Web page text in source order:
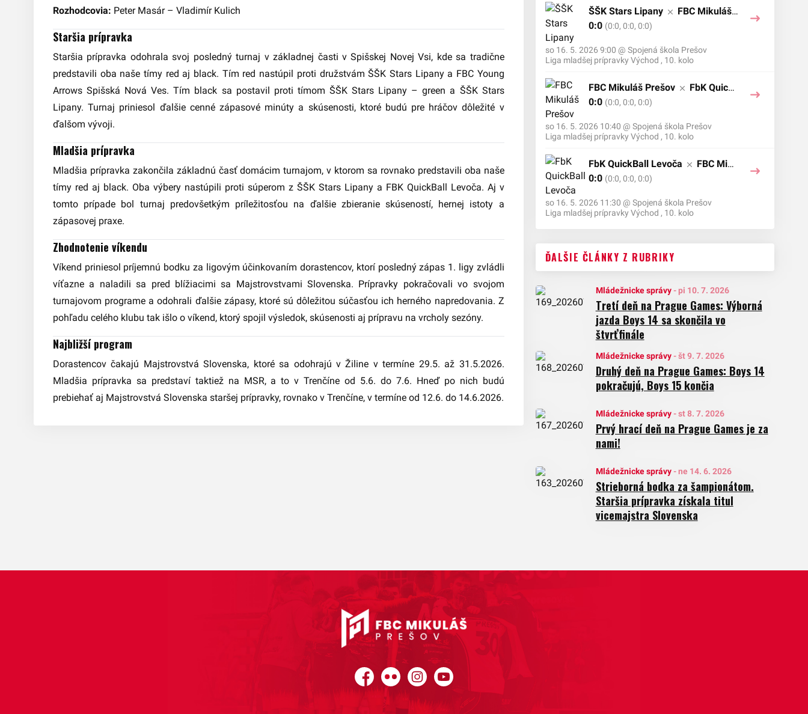
ŠŠK Stars Lipany
FBC Mikuláš
Prešov
0:0 (0:0, 0:0, 0:0)
so 16. 5. 2026 9:00 @ Spojená škola Prešov
Liga mladšej prípravky Východ , 10. kolo
FBC Mikuláš Prešov
FbK Quick
Ball Levoča
0:0 (0:0, 0:0, 0:0)
so 16. 5. 2026 10:40 @ Spojená škola Prešov
Liga mladšej prípravky Východ , 10. kolo
FbK QuickBall Levoča
FBC Miku
láš Prešov
0:0 (0:0, 0:0, 0:0)
so 16. 5. 2026 11:30 @ Spojená škola Prešov
Liga mladšej prípravky Východ , 10. kolo
ĎALŠIE ČLÁNKY Z RUBRIKY
Mládežnicke správy-pi 10. 7. 2026
Tretí deň na Prague Games: Výborná
jazda Boys 14 sa skončila vo
štvrťfinále
Mládežnicke správy-št 9. 7. 2026
Druhý deň na Prague Games: Boys 14
pokračujú, Boys 15 končia
Mládežnicke správy-st 8. 7. 2026
Prvý hrací deň na Prague Games je za
nami!
Mládežnicke správy-ne 14. 6. 2026
Strieborná bodka za šampionátom.
Staršia prípravka získala titul
vicemajstra Slovenska
Rozhodcovia: Peter Masár – Vladimír Kulich
Staršia prípravka
Staršia prípravka odohrala svoj posledný turnaj v základnej časti v Spišskej Novej Vsi, kde sa tradične
predstavili oba naše tímy red aj black. Tím red nastúpil proti družstvám ŠŠK Stars Lipany a FBC Young
Arrows Spišská Nová Ves. Tím black sa postavil proti tímom ŠŠK Stars Lipany – green a ŠŠK Stars
Lipany. Turnaj priniesol ďalšie cenné zápasové minúty a skúsenosti, ktoré budú pre hráčov dôležité v
ďalšom vývoji.
Mladšia prípravka
Mladšia prípravka zakončila základnú časť domácim turnajom, v ktorom sa rovnako predstavili oba naše
tímy red aj black. Oba výbery nastúpili proti súperom z ŠŠK Stars Lipany a FBK QuickBall Levoča. Aj v
tomto prípade bol turnaj predovšetkým príležitosťou na ďalšie zbieranie skúseností, hernej istoty a
zápasovej praxe.
Zhodnotenie víkendu
Víkend priniesol príjemnú bodku za ligovým účinkovaním dorastencov, ktorí posledný zápas 1. ligy zvládli
víťazne a naladili sa pred blížiacimi sa Majstrovstvami Slovenska. Prípravky pokračovali vo svojom
turnajovom programe a odohrali ďalšie zápasy, ktoré sú dôležitou súčasťou ich herného napredovania. Z
pohľadu celého klubu tak išlo o víkend, ktorý spojil výsledok, skúsenosti aj prípravu na vrcholy sezóny.
Najbližší program
Dorastencov čakajú Majstrovstvá Slovenska, ktoré sa odohrajú v Žiline v termíne 29.5. až 31.5.2026.
Mladšia prípravka sa predstaví taktiež na MSR, a to v Trenčíne od 5.6. do 7.6. Hneď po nich budú
prebiehať aj Majstrovstvá Slovenska staršej prípravky, rovnako v Trenčíne, v termíne od 12.6. do 14.6.2026.
Facebook
Flickr InstagramYouTube